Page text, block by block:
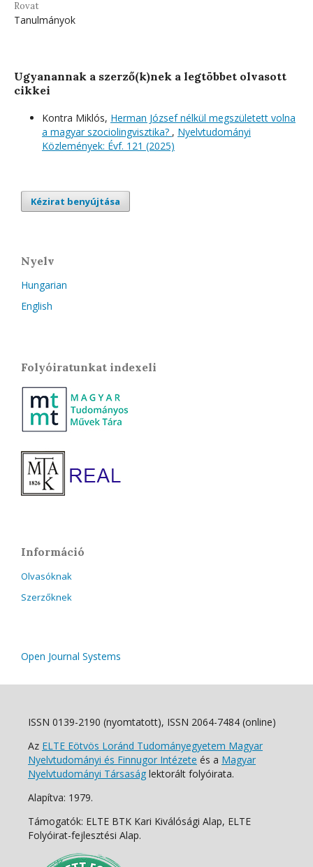
Rovat
Tanulmányok
Ugyanannak a szerző(k)nek a legtöbbet olvasott
cikkei
Kontra Miklós, Herman József nélkül megszületett volna
a magyar szociolingvisztika? , Nyelvtudományi
Közlemények: Évf. 121 (2025)
Kézirat benyújtása
Nyelv
Hungarian
English
Folyóiratunkat indexeli
Információ
Olvasóknak
Szerzőknek
Open Journal Systems
ISSN 0139-2190 (nyomtatott), ISSN 2064-7484 (online)
Az ELTE Eötvös Loránd Tudományegyetem Magyar
Nyelvtudományi és Finnugor Intézete és a Magyar
Nyelvtudományi Társaság lektorált folyóirata.
Alapítva: 1979.
Támogatók: ELTE BTK Kari Kiválósági Alap, ELTE
Folyóirat-fejlesztési Alap.